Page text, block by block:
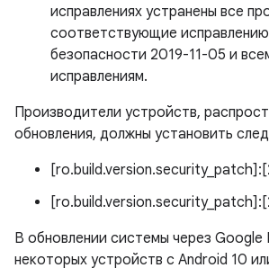
исправлениях устранены все
соответствующие
безопасности 2019-11-05 и
исправлениям.
Производители устройств,
обновления, должны установить
В обновлении системы через Google
некоторых устройств с Android 10